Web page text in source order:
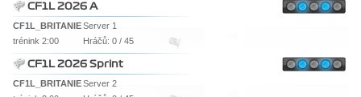
CF1L 2026 A
CF1L_BRITANIEServer 1
trénink 2:00
Hráčů: 0 / 45
CF1L 2026 Sprint
CF1L_BRITANIEServer 2